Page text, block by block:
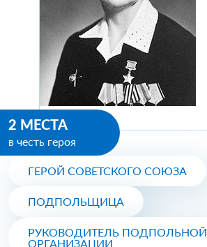
2 МЕСТА
в честь героя
ГЕРОЙ СОВЕТСКОГО СОЮЗА
ПОДПОЛЬЩИЦА
РУКОВОДИТЕЛЬ ПОДПОЛЬНОЙ
ОРГАНИЗАЦИИ